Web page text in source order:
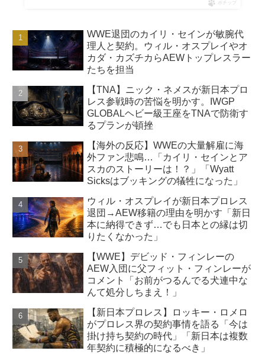
ポチップ
WWE退団のカイリ・セインが敏腕代
理人と契約。ウィル・オスプレイやオ
カダ・カズチカらAEWトップレスラー
たちを担当
【TNA】ニック・ネメスが新日本プロ
レス参戦時の苦悩を明かす。IWGP
GLOBALヘビー級王座をTNAで防衛す
るプランが頓挫
【海外の反応】WWEの大量解雇に海
外ファン悲鳴…「カイリ・セインとア
スカのストーリーは！？」「Wyatt
Sicksはブッキングの犠牲になった」
ウィル・オスプレイが新日本プロレス
退団→AEW移籍の理由を明かす「新日
本に納得できず…でも日本との縁は切
りたくなかった」
【WWE】デビッド・フィンレーの
AEW入団に父フィット・フィンレーが
コメント「お前がつるんでる犬連中な
んて処分しちまえ！」
【新日本プロレス】ロッキー・ロメロ
がプロレス界の契約事情を語る「今は
掛け持ち契約の時代」「新日本は複数
年契約に積極的になるべき」